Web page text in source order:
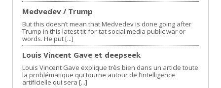
Medvedev / Trump
But this doesn’t mean that Medvedev is done going after
Trump in this latest tit-for-tat social media public war or
words. He put [...]
Louis Vincent Gave et deepseek
Louis Vincent Gave explique très bien dans un article toute
la problématique qui tourne autour de l’intelligence
artificielle qui sera [...]